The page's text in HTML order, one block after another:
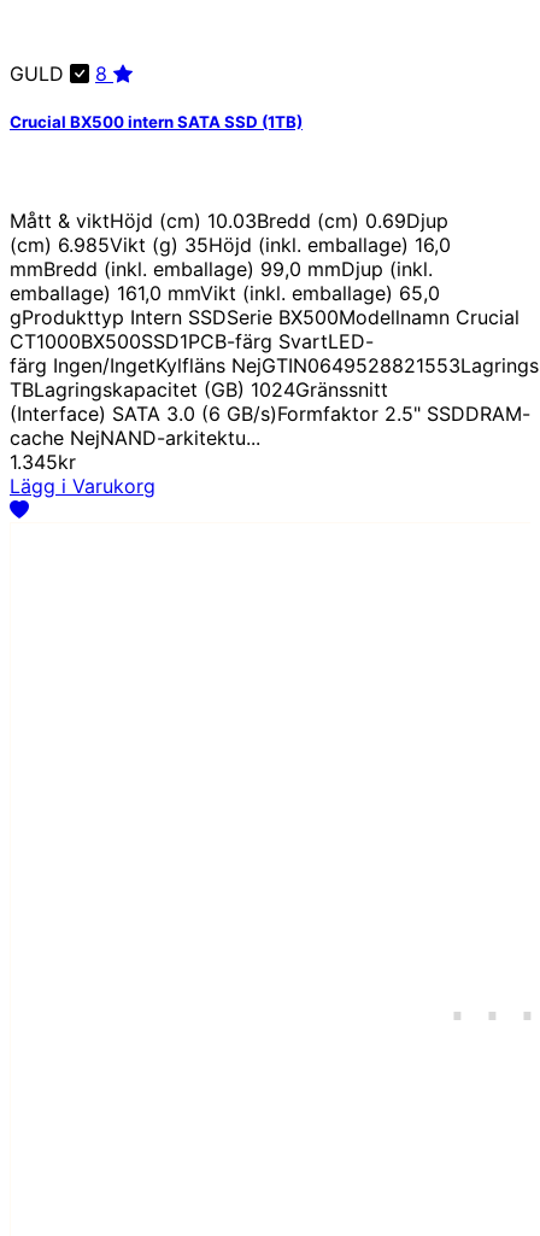
GULD 8
Crucial BX500 intern SATA SSD (1TB)
Mått & viktHöjd (cm) 10.03Bredd (cm) 0.69Djup
(cm) 6.985Vikt (g) 35Höjd (inkl. emballage) 16,0
mmBredd (inkl. emballage) 99,0 mmDjup (inkl.
emballage) 161,0 mmVikt (inkl. emballage) 65,0
gProdukttyp Intern SSDSerie BX500Modellnamn Crucial
CT1000BX500SSD1PCB-färg SvartLED-
färg Ingen/IngetKylfläns
TBLagringskapacitet (GB) 1024Gränssnitt
(Interface) SATA 3.0 (6 GB/s)Formfaktor 2.5" SSDDRAM-
cache NejNAND-arkitektu...
1.345kr
Lägg i Varukorg